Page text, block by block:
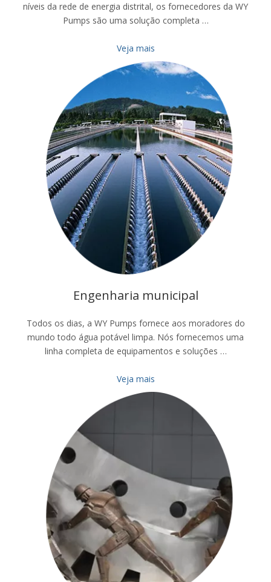
níveis da rede de energia distrital, os fornecedores da WY
Pumps são uma solução completa …
Veja mais
Engenharia municipal
Todos os dias, a WY Pumps fornece aos moradores do
mundo todo água potável limpa. Nós fornecemos uma
linha completa de equipamentos e soluções …
Veja mais